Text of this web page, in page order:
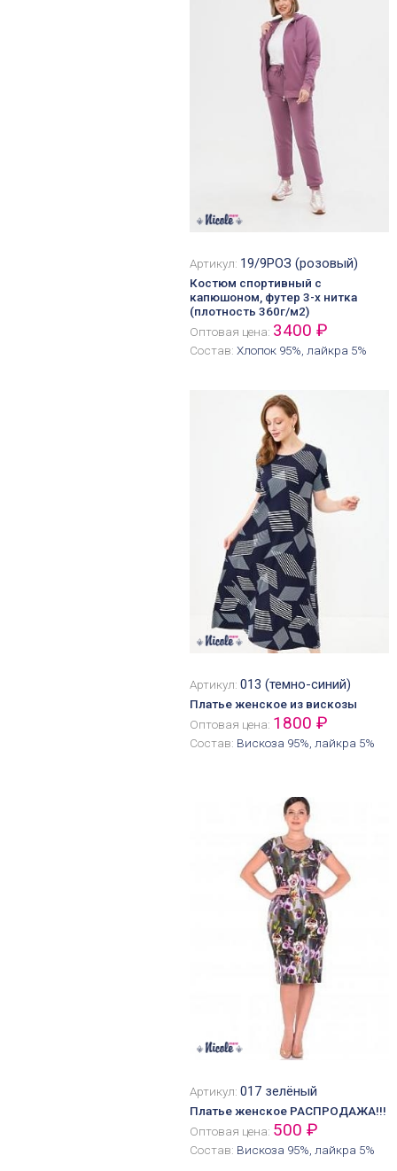
Артикул: 19/9РОЗ (розовый)
Костюм спортивный с
капюшоном, футер 3-х нитка
(плотность 360г/м2)
Оптовая цена: 3400 ₽
Состав: Хлопок 95%, лайкра 5%
Артикул: 013 (темно-синий)
Платье женское из вискозы
Оптовая цена: 1800 ₽
Состав: Вискоза 95%, лайкра 5%
Артикул: 017 зелёный
Платье женское РАСПРОДАЖА!!!
Оптовая цена: 500 ₽
Состав: Вискоза 95%, лайкра 5%